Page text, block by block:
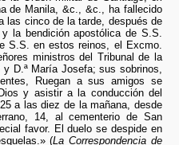
de Manila, &c., &c., ha fallecido
las cinco de la tarde, después de
la bendición apostólica de S.S.
S.S. en estos reinos, el Excmo.
ministros del Tribunal de la
y D.ª María Josefa; sus sobrinos,
Ruegan a sus amigos se
y asistir a la conducción del
a las diez de la mañana, desde
14, al cementerio de San
favor. El duelo se despide en
(La Correspondencia de